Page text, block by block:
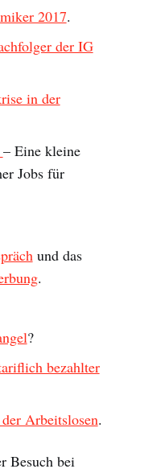
2017.
der IG
in der
– Eine kleine
Jobs für
und das
.
?
bezahlter
Arbeitslosen.
Besuch bei